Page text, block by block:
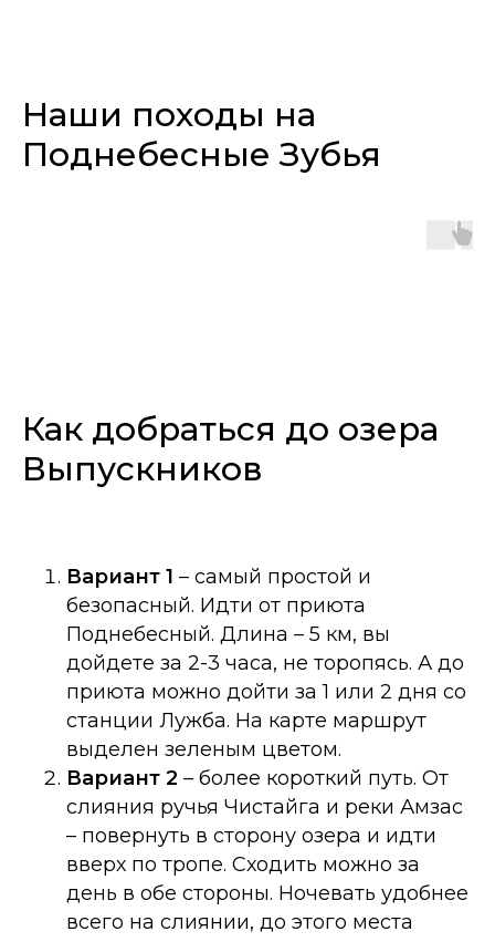
Наши походы на
Поднебесные Зубья
Как добраться до озера
Выпускников
Вариант 1 – самый простой и
безопасный. Идти от приюта
Поднебесный. Длина – 5 км, вы
дойдете за 2-3 часа, не торопясь. А до
приюта можно дойти за 1 или 2 дня со
станции Лужба. На карте маршрут
выделен зеленым цветом.
Вариант 2 – более короткий путь. От
слияния ручья Чистайга и реки Амзас
– повернуть в сторону озера и идти
вверх по тропе. Сходить можно за
день в обе стороны. Ночевать удобнее
всего на слиянии, до этого места